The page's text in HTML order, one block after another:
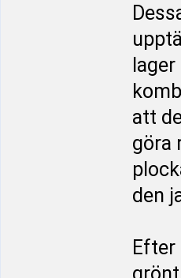
att
göra
den